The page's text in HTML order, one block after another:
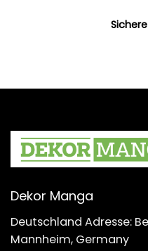
Dekor Manga
Deutschland Adresse:
Mannheim, Germany